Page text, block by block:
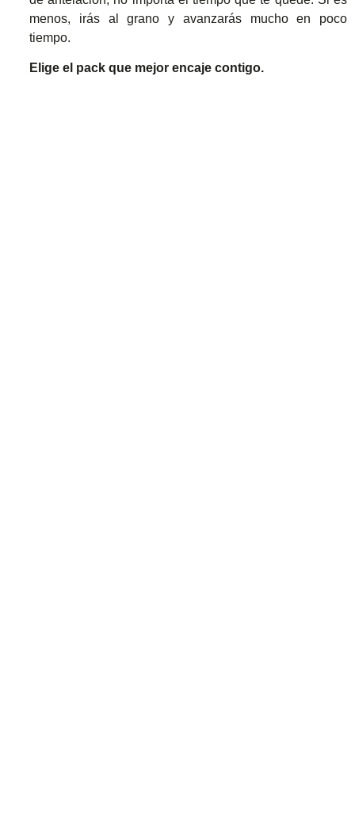
menos, irás al grano y avanzarás mucho en poco
tiempo.
Elige el pack que mejor encaje contigo.